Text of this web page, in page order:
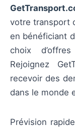
votre transport
en bénéficiant
choix
Rejoignez
recevoir des
dans le monde
Prévision